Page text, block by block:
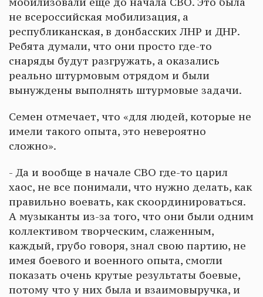
не всероссийская мобилизация, а
республиканская, в донбасских ЛНР и ДНР.
Ребята думали, что они просто где-то
снаряды будут разгружать, а оказались
реально штурмовым отрядом и были
вынуждены выполнять штурмовые задачи.
Семен отмечает, что «для людей, которые не
имели такого опыта, это невероятно
сложно».
- Да и вообще в начале СВО где-то царил
хаос, не все понимали, что нужно делать, как
правильно воевать, как скоординироваться.
А музыканты из-за того, что они были одним
коллективом творческим, слаженным,
каждый, грубо говоря, знал свою партию, не
имея боевого и военного опыта, смогли
показать очень крутые результаты боевые,
потому что у них была и взаимовыручка, и